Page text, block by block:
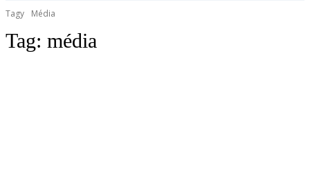
Tagy
Média
Tag: média